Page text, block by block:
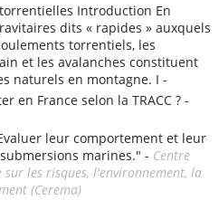
Introduction En
dits « rapides » auxquels
torrentiels, les
et les avalanches constituent
naturels en montagne. I -
en France selon la TRACC ? -
leur comportement et leur
marines." - Centre
sur les risques, l'environnement, la
(Cerema)